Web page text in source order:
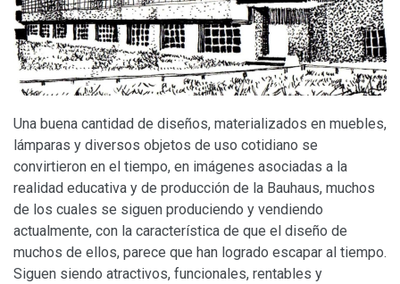
Una buena cantidad de diseños, materializados en muebles,
lámparas y diversos objetos de uso cotidiano se
convirtieron en el tiempo, en imágenes asociadas a la
realidad educativa y de producción de la Bauhaus, muchos
de los cuales se siguen produciendo y vendiendo
actualmente, con la característica de que el diseño de
muchos de ellos, parece que han logrado escapar al tiempo.
Siguen siendo atractivos, funcionales, rentables y